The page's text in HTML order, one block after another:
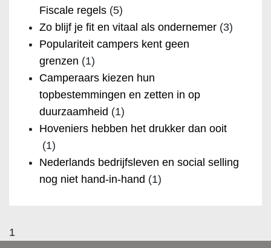
Fiscale regels (5)
Zo blijf je fit en vitaal als ondernemer (3)
Populariteit campers kent geen
grenzen (1)
Camperaars kiezen hun
topbestemmingen en zetten in op
duurzaamheid (1)
Hoveniers hebben het drukker dan ooit
(1)
Nederlands bedrijfsleven en social selling
nog niet hand-in-hand (1)
1